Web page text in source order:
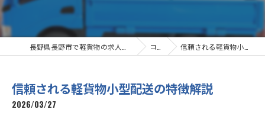
コラム 信頼される軽貨物小型配送の特徴解説
信頼される軽貨物小型配送の特徴解説
2026/03/27